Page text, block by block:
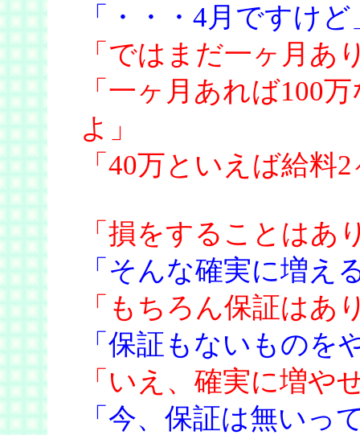
「・・・4月ですけど
「ではまだ一ヶ月あ
「一ヶ月あれば100
よ」
「40万といえば給料
「損をすることはあ
「そんな確実に増え
「もちろん保証はあ
「保証もないものを
「いえ、確実に増や
「今、保証は無いっ